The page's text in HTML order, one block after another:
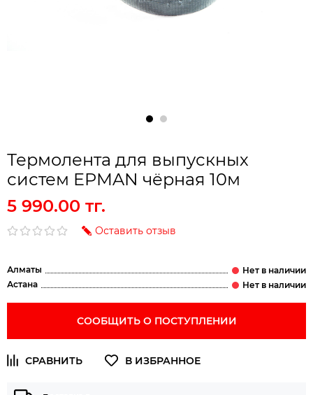
Термолента для выпускных
систем EPMAN чёрная 10м
5 990.00 тг.
Оставить отзыв
Алматы
Астана
СООБЩИТЬ О ПОСТУПЛЕНИИ